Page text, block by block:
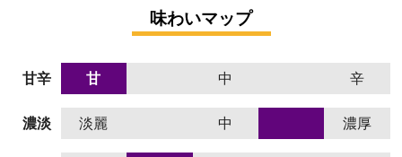
味わいマップ
甘辛 甘 中 辛
濃淡 淡麗 中 濃厚